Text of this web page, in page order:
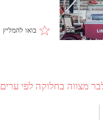
בואו להמליץ
מצווה בחלוקה לפי ערים